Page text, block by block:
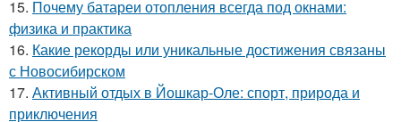
15. Почему батареи отопления всегда под окнами:
физика и практика
16. Какие рекорды или уникальные достижения связаны
с Новосибирском
17. Активный отдых в Йошкар-Оле: спорт, природа и
приключения